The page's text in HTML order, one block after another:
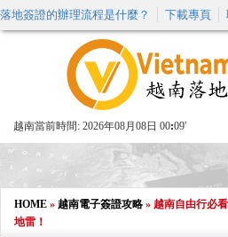
落地簽證的辦理流程是什麼？ 下載專頁
越南當前時間: 2026年08月08日 00 09'
申請
VIP
加快
HOME » 越南電子簽證攻略 » 越南自由行必
地雷！